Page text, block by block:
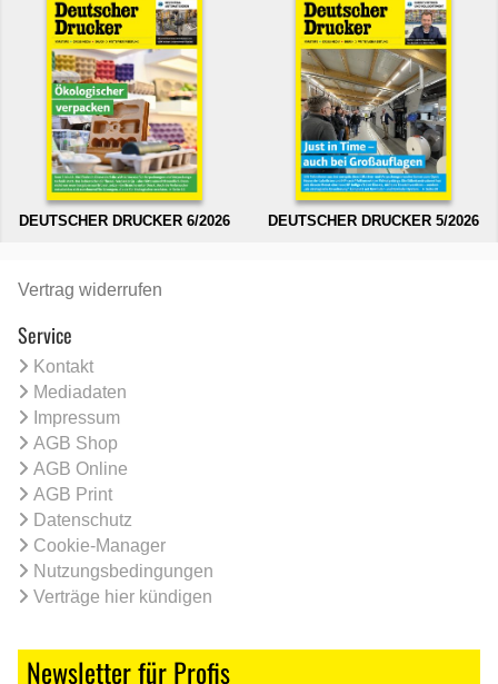
DEUTSCHER DRUCKER 6/2026 DEUTSCHER DRUCKER 5/2026
Vertrag widerrufen
Service
Kontakt
Mediadaten
Impressum
AGB Shop
AGB Online
AGB Print
Datenschutz
Cookie-Manager
Nutzungsbedingungen
Verträge hier kündigen
Newsletter für Profis